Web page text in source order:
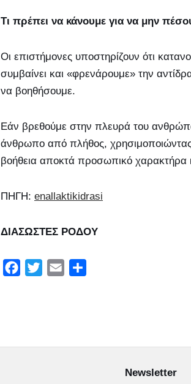
Τι πρέπει να κάνουμε για να μην
Οι επιστήμονες υποστηρίζουν ότι
συμβαίνει και «φρενάρουμε» την
να βοηθήσουμε.
Εάν βρεθούμε στην πλευρά του
άνθρωπο από πλήθος,
βοήθεια αποκτά προσωπικό χαρακτήρα
ΠΗΓΗ: enallaktikidrasi
ΔΙΑΣΩΣΤΕΣ ΡΟΔΟΥ
Newsletter